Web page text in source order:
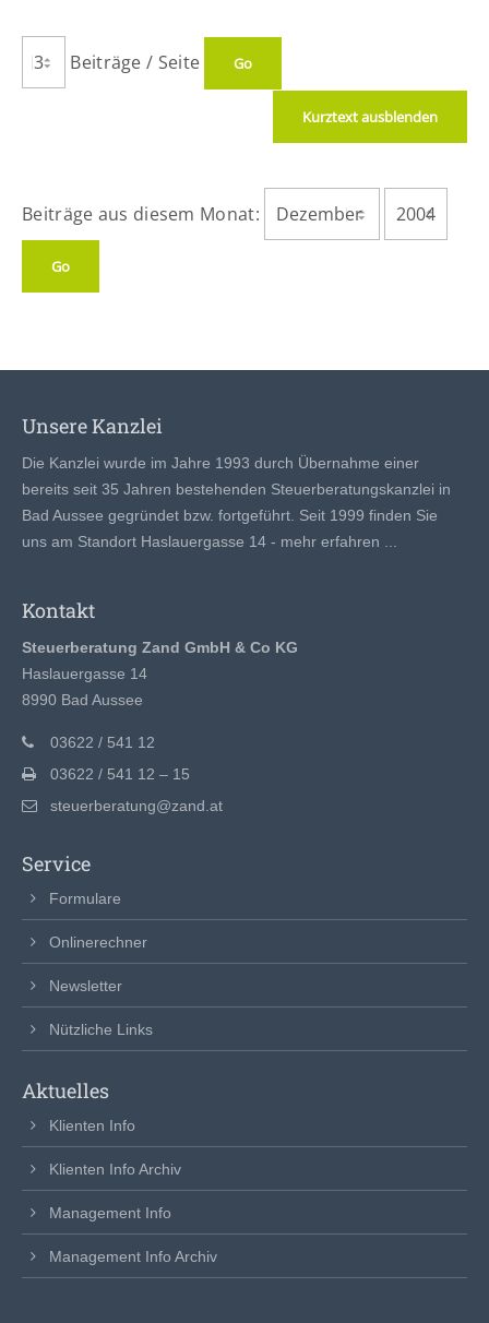
Beiträge / Seite
Kurztext ausblenden
Beiträge aus diesem Monat:
Unsere Kanzlei
Die Kanzlei wurde im Jahre 1993 durch Übernahme einer
bereits seit 35 Jahren bestehenden Steuerberatungskanzlei in
Bad Aussee gegründet bzw. fortgeführt. Seit 1999 finden Sie
uns am Standort Haslauergasse 14 - mehr erfahren ...
Kontakt
Steuerberatung Zand GmbH & Co KG
Haslauergasse 14
8990 Bad Aussee
03622 / 541 12
03622 / 541 12 – 15
steuerberatung@zand.at
Service
Formulare
Onlinerechner
Newsletter
Nützliche Links
Aktuelles
Klienten Info
Klienten Info Archiv
Management Info
Management Info Archiv